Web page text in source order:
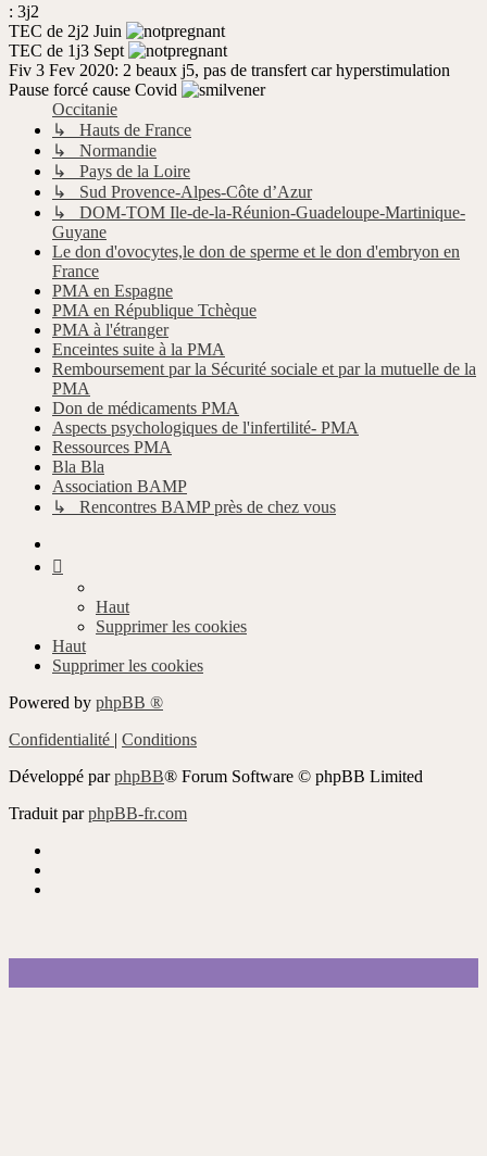
: 3j2
TEC de 2j2 Juin
TEC de 1j3 Sept
Fiv 3 Fev 2020: 2 beaux j5, pas de transfert car hyperstimulation
Pause forcé cause Covid
Occitanie
↳ Hauts de France
↳ Normandie
↳ Pays de la Loire
↳ Sud Provence-Alpes-Côte d’Azur
↳ DOM-TOM Ile-de-la-Réunion-Guadeloupe-Martinique-
Guyane
Le don d'ovocytes,le don de sperme et le don d'embryon en
France
PMA en Espagne
PMA en République Tchèque
PMA à l'étranger
Enceintes suite à la PMA
Remboursement par la Sécurité sociale et par la mutuelle de la
PMA
Don de médicaments PMA
Aspects psychologiques de l'infertilité- PMA
Ressources PMA
Bla Bla
Association BAMP
↳ Rencontres BAMP près de chez vous
Haut
Supprimer les cookies
Haut
Supprimer les cookies
Powered by phpBB ®
Confidentialité | Conditions
Développé parphpBB® Forum Software © phpBB Limited
Traduit parphpBB-fr.com